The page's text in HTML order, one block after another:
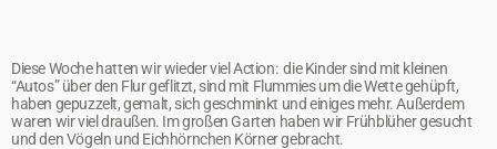
Diese Woche hatten wir wieder viel Action: die Kinder sind mit kleinen
“Autos” über den Flur geflitzt, sind mit Flummies um die Wette gehüpft,
haben gepuzzelt, gemalt, sich geschminkt und einiges mehr. Außerdem
waren wir viel draußen. Im großen Garten haben wir Frühblüher gesucht
und den Vögeln und Eichhörnchen Körner gebracht.